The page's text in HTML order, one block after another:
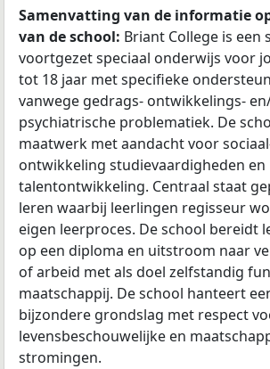
Samenvatting van de informatie
van de school: Briant College is een
voortgezet speciaal onderwijs voor
tot 18 jaar met specifieke
vanwege gedrags- ontwikkelings-
psychiatrische problematiek. De
maatwerk met aandacht voor
ontwikkeling studievaardigheden en
talentontwikkeling. Centraal staat
leren waarbij leerlingen regisseur
eigen leerproces. De school bereidt
op een diploma en uitstroom naar
of arbeid met als doel zelfstandig
maatschappij. De school hanteert
bijzondere grondslag met respect
levensbeschouwelijke en
stromingen.